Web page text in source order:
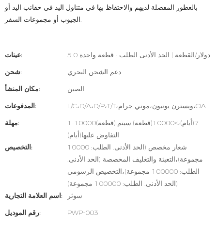
بالعطور المفضلة لديهم والاحتفاظ بها في متناول اليد في حقائب اليد أو
الجيوب أو مجموعات السفر.
عينات:
5.0 دولار/القطعة | الحد الأدنى الطلب : قطعة واحدة
شحن:
دعم الشحن البحري
مكان المنشأ:
الصين
المدفوعات:
L/C،D/A،D/P،T/T،ويسترن يونيون،موني جرام،OA
مهلة:
1-10000(قطعة):7(أيام)،>10000(قطعة):سيتم
التفاوض عليها(أيام)
التخصيص:
شعار مخصص (الحد الأدنى. الطلب: 10000
مجموعة)،التعبئة والتغليف المخصصة (الحد الأدنى.
الطلب: 100000 مجموعة)،التخصيص الرسومي
(الحد الأدنى. الطلب: 100000 مجموعة)
اسم العلامة التجارية:
سوثر
رقم الموديل:
PWP-003